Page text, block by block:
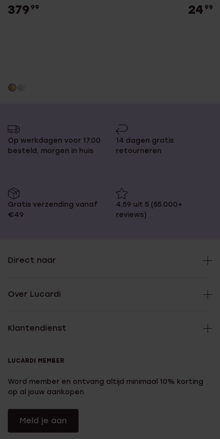
379 99 24 99
Op werkdagen voor 17.00
besteld, morgen in huis
14 dagen gratis
retourneren
Gratis verzending vanaf
€49
4,59 uit 5 (55.000+
reviews)
Direct naar
Over Lucardi
Klantendienst
LUCARDI MEMBER
Word member en ontvang altijd minimaal 10% korting
op al jouw aankopen
Meld je aan